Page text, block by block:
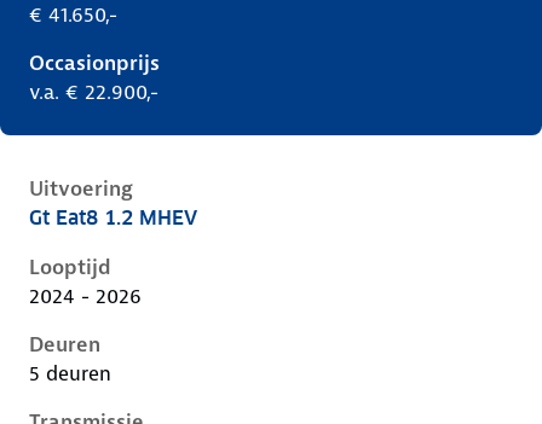
€ 41.650,-
Occasionprijs
v.a. € 22.900,-
Uitvoering
Peugeot 408 i, 1.2 mhev, 100 kW, Benzine, 5 deuren
Gt Eat8 1.2 MHEV
Looptijd
2024 - 2026
Deuren
5 deuren